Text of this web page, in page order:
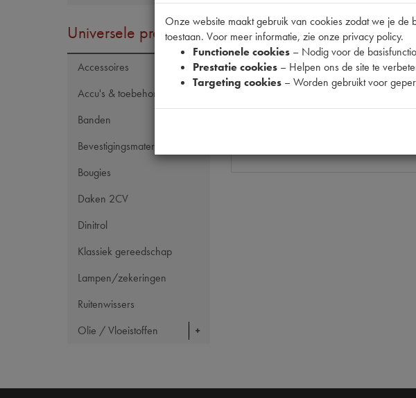
Universele producten
Accessoires
Accu's & toebehoren
Banden
Bevestigingsmateriaal
Bougies
Daken 2CV
Dinitrol
Klassiek gereedschap
Lampen/zekeringen
Ruitenwissers
Olie / Vloeistoffen
Model Citroën
Artikelcode JF
Tecdoc brandnummer
OE Citroën
Codes
Onze website maakt gebruik van cookies zodat we je
toestaan. Voor meer informatie, zie onze privacy policy.
Functionele cookies – Nodig voor de
Prestatie cookies – Helpen ons de site te
Targeting cookies – Worden gebruikt voor